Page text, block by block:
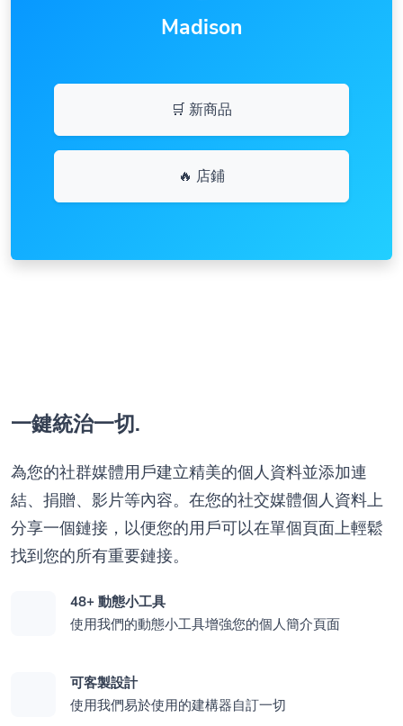
Madison
🛒 新商品
🔥 店鋪
一鍵統治一切.
為您的社群媒體用戶建立精美的個人資料並添加連
結、捐贈、影片等內容。在您的社交媒體個人資料上
分享一個鏈接，以便您的用戶可以在單個頁面上輕鬆
找到您的所有重要鏈接。
48+ 動態小工具
使用我們的動態小工具增強您的個人簡介頁面
可客製設計
使用我們易於使用的建構器自訂一切